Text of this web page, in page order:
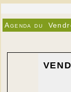
Agenda du